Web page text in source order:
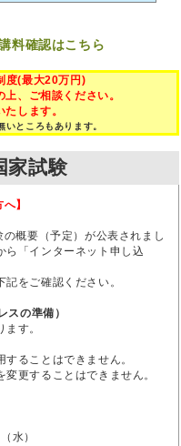
料確認はこちら
度(最大20万円)
、ご相談ください。
します。
ところもあります。
家試験
】
概要（予定）が公表されまし
ら「インターネット申し込
をご確認ください。
スの準備）
す。
ることはできません。
更することはできません。
水）